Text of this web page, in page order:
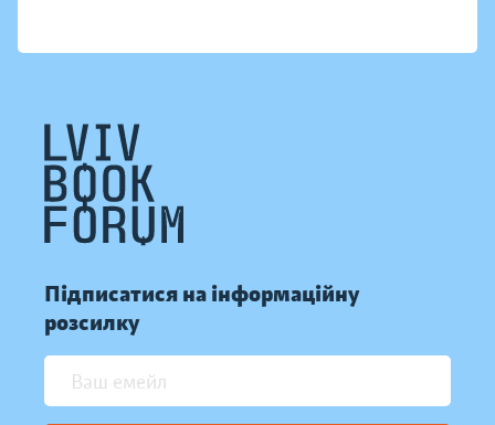
Підписатися на інформаційну
розсилку